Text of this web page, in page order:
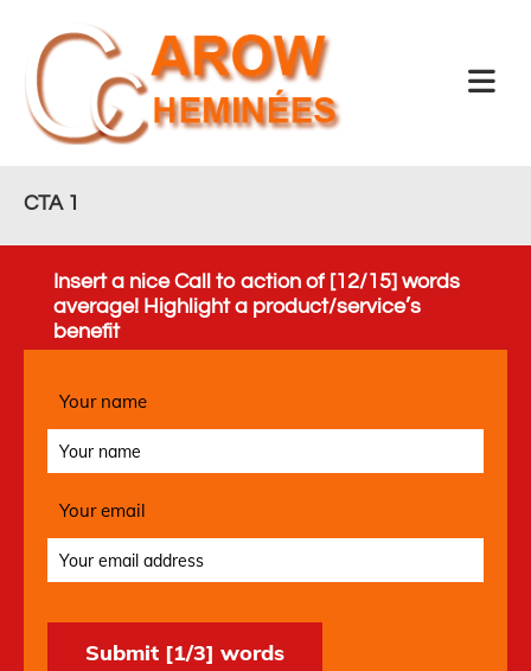
CTA 1
Insert a nice Call to action of [12/15] words
average! Highlight a product/service’s
benefit
Your name
Your email